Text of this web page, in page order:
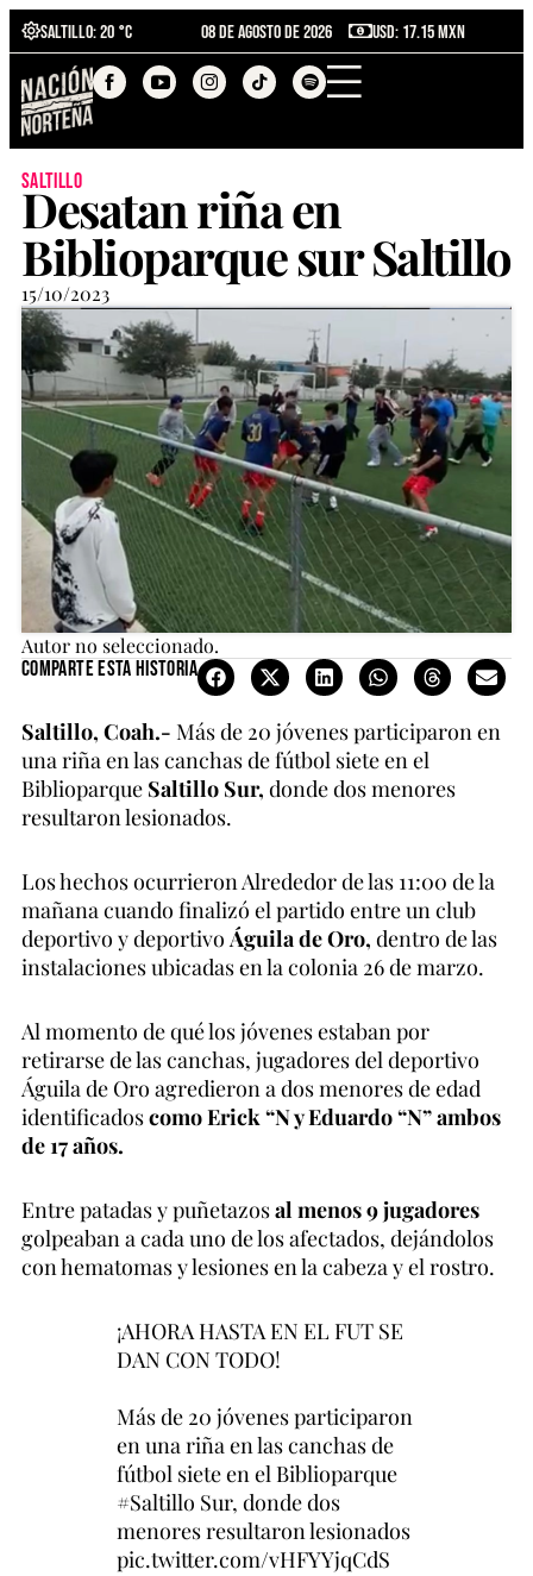
Saltillo: 20 °C 08 de agosto de 2026 USD: 17.15 MXN
saltillo
Desatan riña en
Biblioparque sur Saltillo
15/10/2023
Autor no seleccionado.
Comparte esta historia
Saltillo, Coah.- Más de 20 jóvenes participaron en
una riña en las canchas de fútbol siete en el
Biblioparque Saltillo Sur, donde dos menores
resultaron lesionados.
Los hechos ocurrieron Alrededor de las 11:00 de la
mañana cuando finalizó el partido entre un club
deportivo y deportivoÁguila de Oro, dentro de las
instalaciones ubicadas en la colonia 26 de marzo.
Al momento de qué los jóvenes estaban por
retirarse de las canchas, jugadores del deportivo
Águila de Oro agredieron a dos menores de edad
identificadoscomo Erick “N y Eduardo “N” ambos
de 17 años.
Entre patadas y puñetazosal menos 9 jugadores
golpeaban a cada uno de los afectados, dejándolos
con hematomas y lesiones en la cabeza y el rostro.
¡AHORA HASTA EN EL FUT SE
DAN CON TODO!
Más de 20 jóvenes participaron
en una riña en las canchas de
fútbol siete en el Biblioparque
#Saltillo Sur, donde dos
menores resultaron lesionados
pic.twitter.com/vHFYYjqCdS